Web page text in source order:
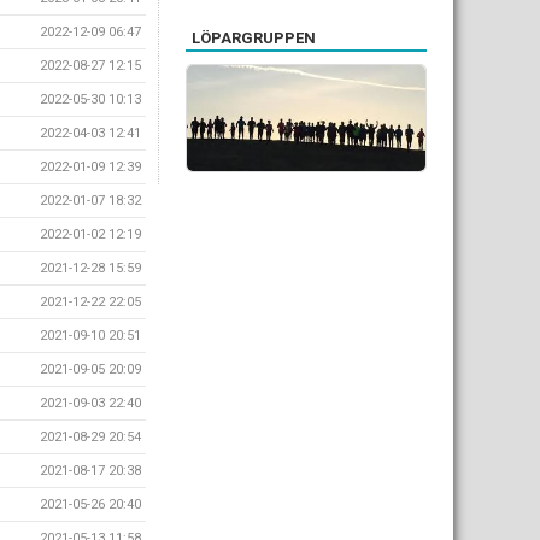
2022-12-09 06:47
2022-08-27 12:15
2022-05-30 10:13
2022-04-03 12:41
2022-01-09 12:39
2022-01-07 18:32
2022-01-02 12:19
2021-12-28 15:59
2021-12-22 22:05
2021-09-10 20:51
2021-09-05 20:09
2021-09-03 22:40
2021-08-29 20:54
2021-08-17 20:38
2021-05-26 20:40
LÖPARGRUPPEN